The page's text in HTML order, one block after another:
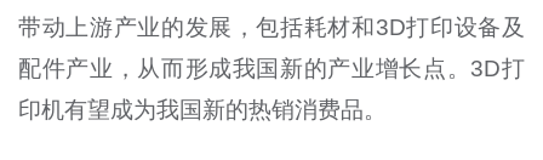
带动上游产业的发展，包括耗材和3D打印设备及
配件产业，从而形成我国新的产业增长点。3D打
印机有望成为我国新的热销消费品。